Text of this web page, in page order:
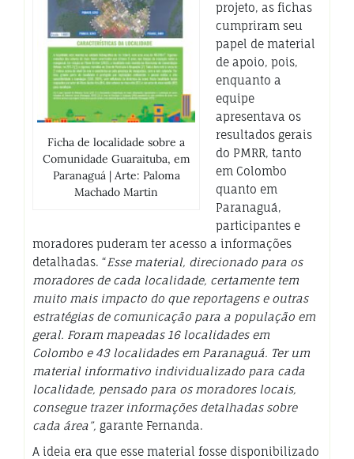
Ficha de localidade sobre a
Comunidade Guaraituba, em
Paranaguá | Arte: Paloma
Machado Martin
projeto, as fichas
cumpriram seu
papel de material
de apoio, pois,
enquanto a
equipe
apresentava os
resultados gerais
do PMRR, tanto
em Colombo
quanto em
Paranaguá,
participantes e
moradores puderam ter acesso a informações
detalhadas. “Esse material, direcionado para os
moradores de cada localidade, certamente tem
muito mais impacto do que reportagens e outras
estratégias de comunicação para a população em
geral. Foram mapeadas 16 localidades em
Colombo e 43 localidades em Paranaguá. Ter um
material informativo individualizado para cada
localidade, pensado para os moradores locais,
consegue trazer informações detalhadas sobre
cada área”, garante Fernanda.
A ideia era que esse material fosse disponibilizado